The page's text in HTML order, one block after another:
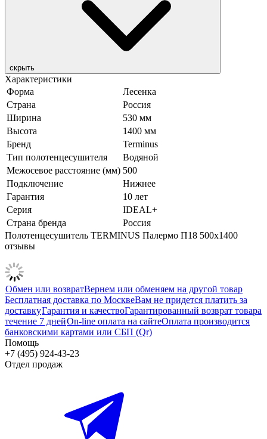
скрыть
Характеристики
Форма
Лесенка
Страна
Россия
Ширина
530 мм
Высота
1400 мм
Бренд
Terminus
Тип полотенцесушителя
Водяной
Межосевое расстояние (мм) 500
Подключение
Нижнее
Гарантия
10 лет
Серия
IDEAL+
Страна бренда
Россия
Полотенцесушитель TERMINUS Палермо П18 500х1400
отзывы
Обмен или возвратВернем или обменяем на другой товар
Бесплатная доставка по МосквеВам не придется платить за
доставкуГарантия и качествоГарантированный возврат товара
течение 7 днейOn-line оплата на сайтеОплата производится
банковскими картами или СБП (Qr)
Помощь
+7 (495) 924-43-23
Отдел продаж